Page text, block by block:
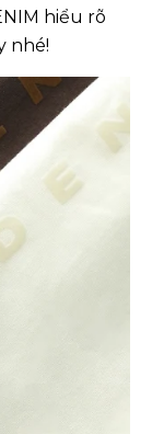
hiểu rõ
nhé!